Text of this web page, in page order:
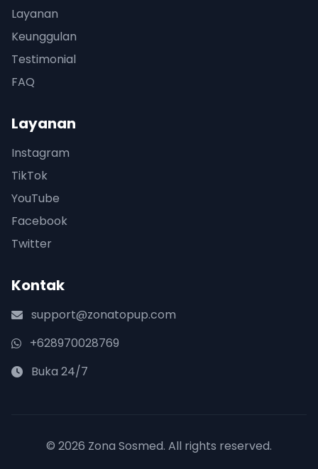
Layanan
Keunggulan
Testimonial
FAQ
Layanan
Instagram
TikTok
YouTube
Facebook
Twitter
Kontak
support@zonatopup.com
+628970028769
Buka 24/7
© 2026 Zona Sosmed. All rights reserved.